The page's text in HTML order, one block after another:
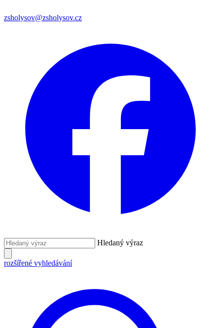
zsholysov@zsholysov.cz
Hledaný výraz
rozšířené vyhledávání